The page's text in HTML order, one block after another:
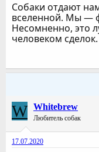
Собаки отдают
вселенной. Мы —
Несомненно, это
человеком сделок.
W Whitebrew
Любитель собак
17.07.2020